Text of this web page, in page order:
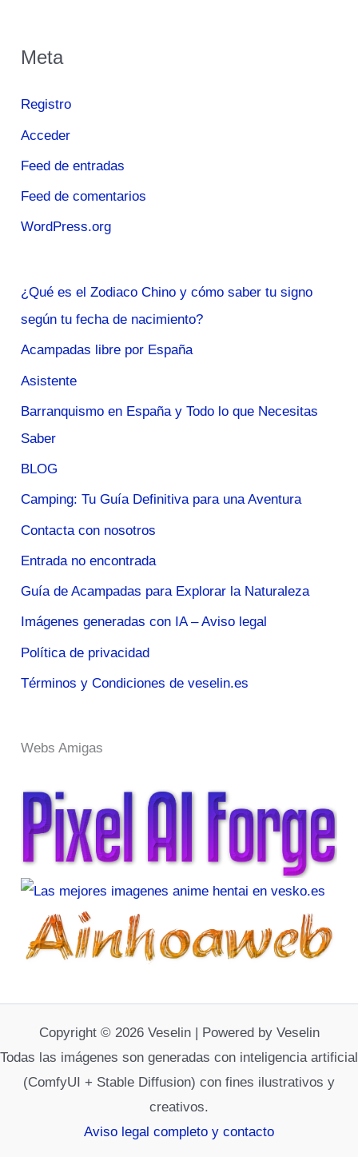
Meta
Registro
Acceder
Feed de entradas
Feed de comentarios
WordPress.org
¿Qué es el Zodiaco Chino y cómo saber tu signo
según tu fecha de nacimiento?
Acampadas libre por España
Asistente
Barranquismo en España y Todo lo que Necesitas
Saber
BLOG
Camping: Tu Guía Definitiva para una Aventura
Contacta con nosotros
Entrada no encontrada
Guía de Acampadas para Explorar la Naturaleza
Imágenes generadas con IA – Aviso legal
Política de privacidad
Términos y Condiciones de veselin.es
Webs Amigas
Copyright © 2026 Veselin | Powered by Veselin
Todas las imágenes son generadas con inteligencia artificial
(ComfyUI + Stable Diffusion) con fines ilustrativos y
creativos.
Aviso legal completo y contacto